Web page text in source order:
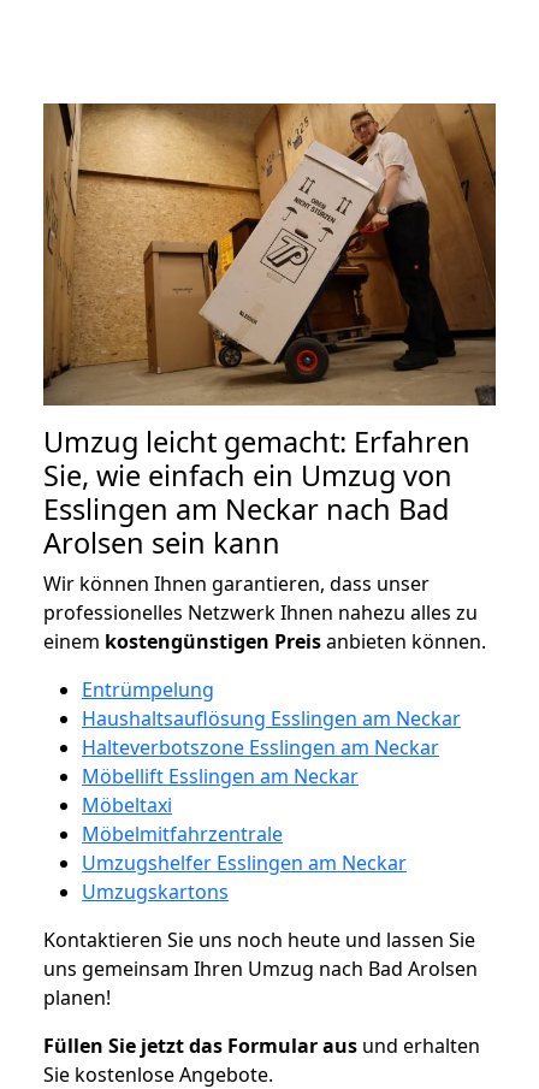
Umzug leicht gemacht: Erfahren
Sie, wie einfach ein Umzug von
Esslingen am Neckar nach Bad
Arolsen sein kann
Wir können Ihnen garantieren, dass unser
professionelles Netzwerk Ihnen nahezu alles zu
einem kostengünstigen Preisanbieten können.
Entrümpelung
Haushaltsauflösung Esslingen am Neckar
Halteverbotszone Esslingen am Neckar
Möbellift Esslingen am Neckar
Möbeltaxi
Möbelmitfahrzentrale
Umzugshelfer Esslingen am Neckar
Umzugskartons
Kontaktieren Sie uns noch heute und lassen Sie
uns gemeinsam Ihren Umzug nach Bad Arolsen
planen!
Füllen Sie jetzt das Formular aus und erhalten
Sie kostenlose Angebote.